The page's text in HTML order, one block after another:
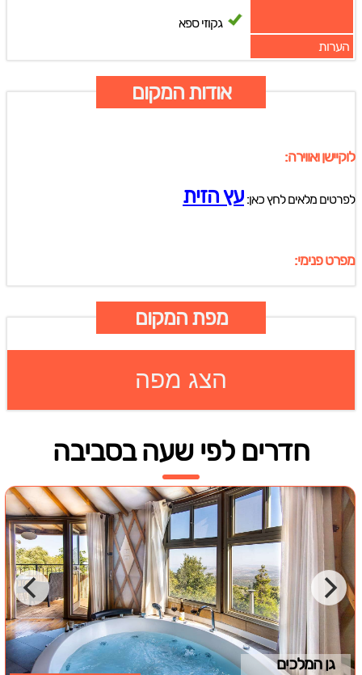
גקוזי ספא
הערות
אודות המקום
לוקיישן ואווירה:
לפרטים מלאים לחץ כאן: עץ הזית
מפרט פנימי:
מפת המקום
הצג מפה
חדרים לפי שעה בסביבה
גן המלכים